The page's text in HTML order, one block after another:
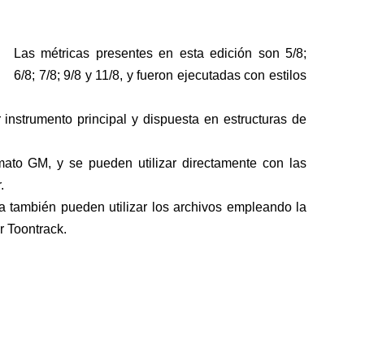
Las métricas presentes en esta edición son 5/8;
6/8; 7/8; 9/8 y 11/8, y fueron ejecutadas con estilos
principal y dispuesta en estructuras de
GM, y se pueden utilizar directamente con las
también pueden utilizar los archivos empleando la
Toontrack.